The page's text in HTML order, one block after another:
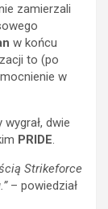
zamierzali
w końcu
to (po
w
dwie
PRIDE.
Strikeforce
– powiedział